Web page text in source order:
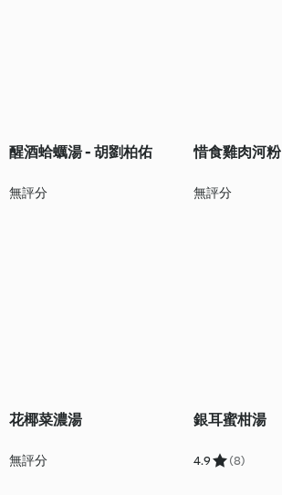
醒酒蛤蠣湯 - 胡劉柏佑
無評分
惜食雞肉河粉
無評分
花椰菜濃湯
無評分
銀耳蜜柑湯
4.9 (8)